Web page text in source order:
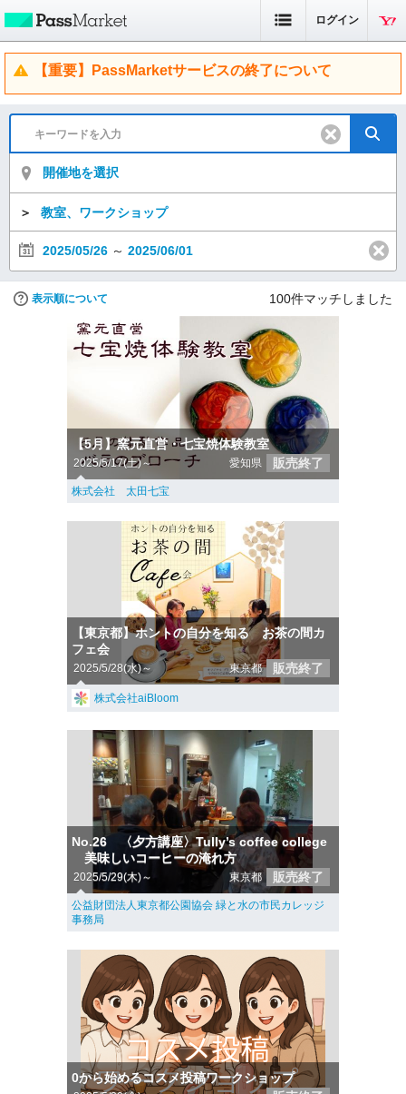
ログイン
【重要】PassMarketサービスの終了について
開催地を選択
＞ 教室、ワークショップ
2025/05/26 ～ 2025/06/01
表示順について 100件マッチしました
【5月】窯元直営・七宝焼体験教室
2025/5/17(土)～ 愛知県 販売終了
株式会社 太田七宝
【東京都】ホントの自分を知る お茶の間カ
フェ会
2025/5/28(水)～ 東京都 販売終了
株式会社aiBloom
No.26 〈夕方講座〉Tully’s coffee college
美味しいコーヒーの淹れ方
2025/5/29(木)～ 東京都 販売終了
公益財団法人東京都公園協会 緑と水の市民カレッジ
事務局
0から始めるコスメ投稿ワークショップ